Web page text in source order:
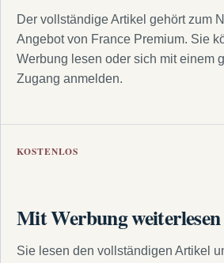
Der vollständige Artikel gehört zum
Angebot von France Premium. Sie
Werbung lesen oder sich mit einem
Zugang anmelden.
KOSTENLOS
Mit Werbung weiterlesen
Sie lesen den vollständigen Artikel